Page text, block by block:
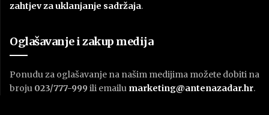
zahtjev za uklanjanje sadržaja.
Oglašavanje i zakup medija
Ponudu za oglašavanje na našim medijima možete dobiti na
broju 023/777-999 ili emailu marketing@antenazadar.hr.